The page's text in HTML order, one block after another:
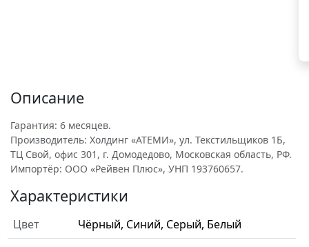
Описание
Гарантия: 6 месяцев.
Производитель: Холдинг «АТЕМИ», ул. Текстильщиков 1Б,
ТЦ Свой, офис 301, г. Домодедово, Московская область, РФ.
Импортёр: ООО «Рейвен Плюс», УНП 193760657.
Характеристики
Цвет
Чёрный, Синий, Серый, Белый